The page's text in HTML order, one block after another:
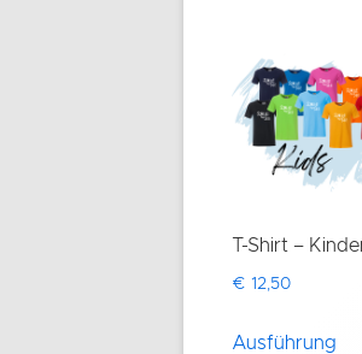
T-Shirt –
€ 12,50
Ausführung